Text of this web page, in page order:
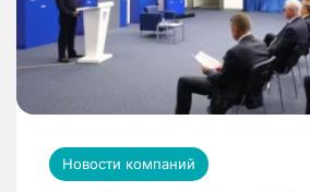
Новости компаний